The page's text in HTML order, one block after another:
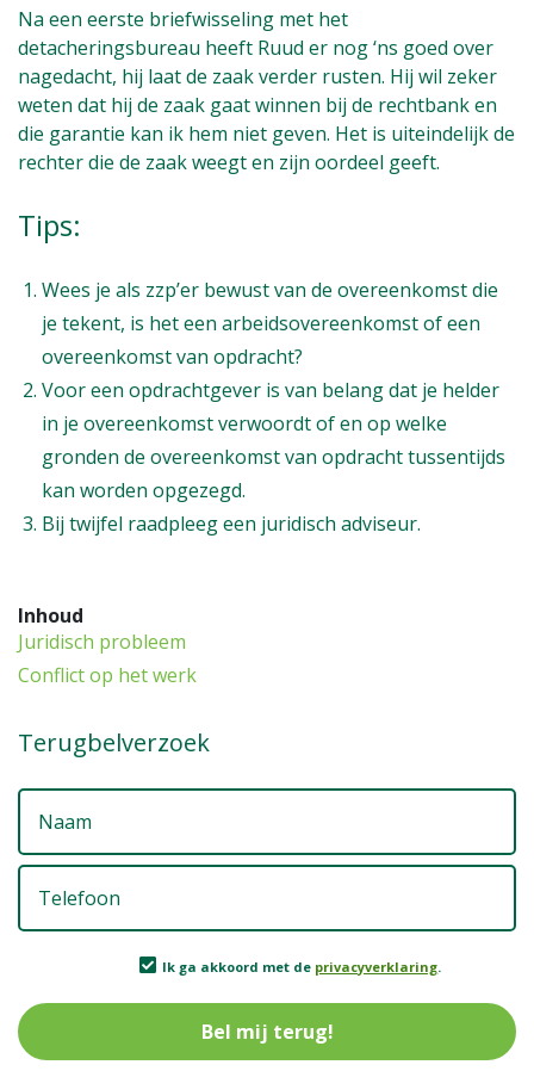
Na een eerste briefwisseling met het
detacheringsbureau heeft Ruud er nog ‘ns goed over
nagedacht, hij laat de zaak verder rusten. Hij wil zeker
weten dat hij de zaak gaat winnen bij de rechtbank en
die garantie kan ik hem niet geven. Het is uiteindelijk de
rechter die de zaak weegt en zijn oordeel geeft.
Tips:
Wees je als zzp’er bewust van de overeenkomst die
je tekent, is het een arbeidsovereenkomst of een
overeenkomst van opdracht?
Voor een opdrachtgever is van belang dat je helder
in je overeenkomst verwoordt of en op welke
gronden de overeenkomst van opdracht tussentijds
kan worden opgezegd.
Bij twijfel raadpleeg een juridisch adviseur.
Inhoud
Juridisch probleem
Conflict op het werk
Terugbelverzoek
Ik ga akkoord met de privacyverklaring.